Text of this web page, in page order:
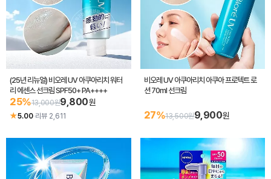
(25년 리뉴얼) 비오레 UV 아쿠아리치 워터
리 에센스 선크림 SPF50+ PA++++
25%13,000원9,800원
★5.00·리뷰 2,611
비오레 UV 아쿠아리치 아쿠아 프로텍트 로
션 70ml 선크림
27%13,500원9,900원